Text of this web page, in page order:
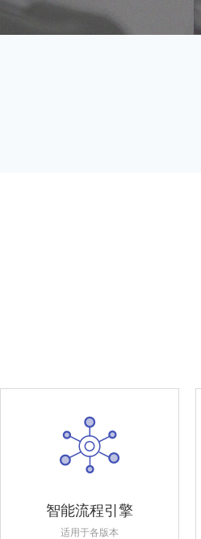
智能流程引擎
适用于各版本